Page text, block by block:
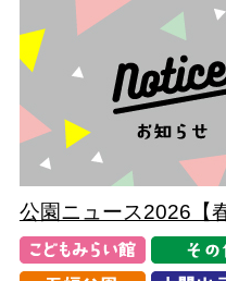
公園ニュース2026【